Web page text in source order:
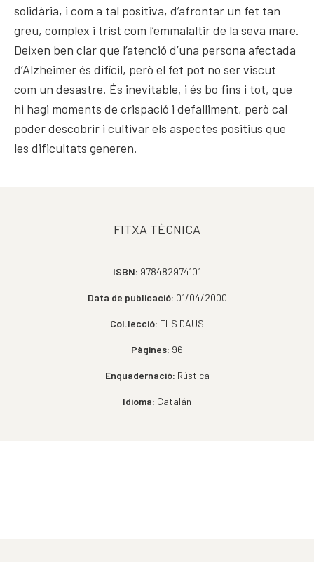
solidària, i com a tal positiva, d’afrontar un fet tan
greu, complex i trist com l’emmalaltir de la seva mare.
Deixen ben clar que l’atenció d’una persona afectada
d’Alzheimer és difícil, però el fet pot no ser viscut
com un desastre. És inevitable, i és bo fins i tot, que
hi hagi moments de crispació i defalliment, però cal
poder descobrir i cultivar els aspectes positius que
les dificultats generen.
FITXA TÈCNICA
ISBN: 978482974101
Data de publicació: 01/04/2000
Col.lecció: ELS DAUS
Pàgines: 96
Enquadernació: Rústica
Idioma: Catalán